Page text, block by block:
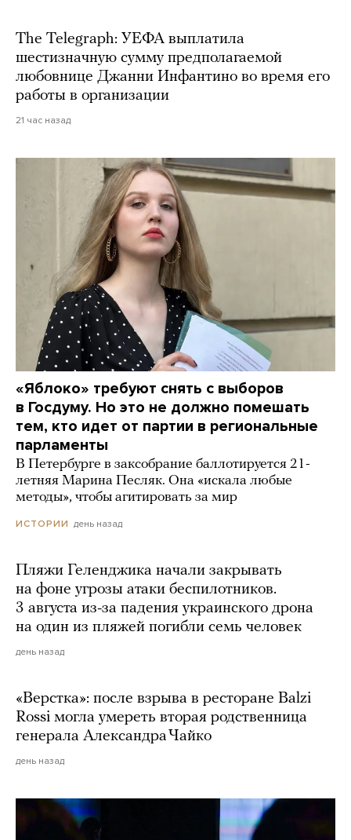
The Telegraph: УЕФА выплатила
шестизначную сумму предполагаемой
любовнице Джанни Инфантино во время его
работы в организации
21 час назад
«Яблоко» требуют снять с выборов
в Госдуму. Но это не должно помешать
тем, кто идет от партии в региональные
парламенты
В Петербурге в заксобрание баллотируется 21-
летняя Марина Песляк. Она «искала любые
методы», чтобы агитировать за мир
ИСТОРИИ день назад
Пляжи Геленджика начали закрывать
на фоне угрозы атаки беспилотников.
3 августа из-за падения украинского дрона
на один из пляжей погибли семь человек
день назад
«Верстка»: после взрыва в ресторане Balzi
Rossi могла умереть вторая родственница
генерала Александра Чайко
день назад